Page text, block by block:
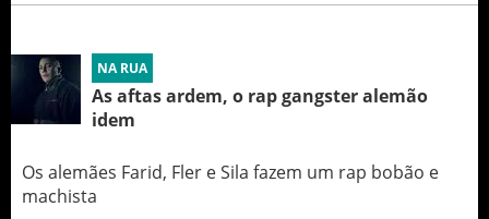
NA RUA
As aftas ardem, o rap gangster alemão
idem
Os alemães Farid, Fler e Sila fazem um rap bobão e
machista